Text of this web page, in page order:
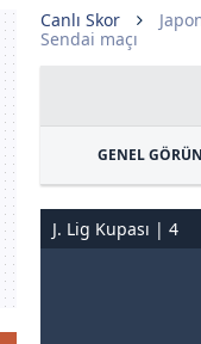
Canlı Skor
Sendai maçı
GENEL
J. Lig Kupası | 4